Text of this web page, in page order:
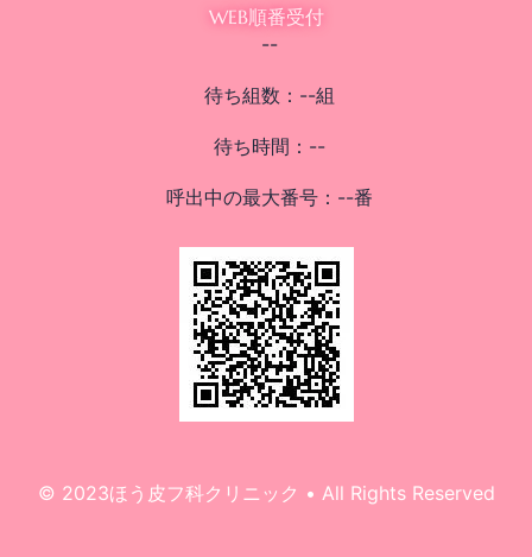
WEB順番受付
--
待ち組数： --組
待ち時間： --
呼出中の最大番号： --番
© 2023ほう皮フ科クリニック • All Rights Reserved